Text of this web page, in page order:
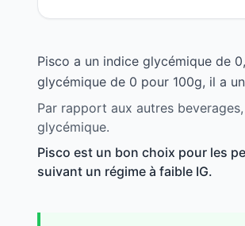
Pisco a un indice glycémique de
glycémique de 0 pour 100g, il a
Par rapport aux autres
glycémique.
Pisco est un bon choix pour les
suivant un régime à faible IG.